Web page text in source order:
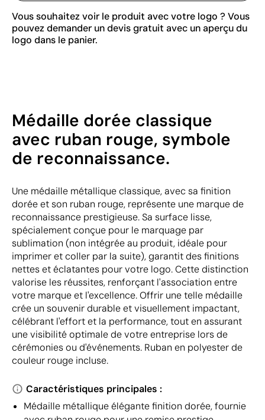
Vous souhaitez voir le produit avec votre logo ? Vous
pouvez demander un devis gratuit avec un aperçu du
logo dans le panier.
Médaille dorée classique
avec ruban rouge, symbole
de reconnaissance.
Une médaille métallique classique, avec sa finition
dorée et son ruban rouge, représente une marque de
reconnaissance prestigieuse. Sa surface lisse,
spécialement conçue pour le marquage par
sublimation (non intégrée au produit, idéale pour
imprimer et coller par la suite), garantit des finitions
nettes et éclatantes pour votre logo. Cette distinction
valorise les réussites, renforçant l'association entre
votre marque et l'excellence. Offrir une telle médaille
crée un souvenir durable et visuellement impactant,
célébrant l'effort et la performance, tout en assurant
une visibilité optimale de votre entreprise lors de
cérémonies ou d'événements. Ruban en polyester de
couleur rouge incluse.
Caractéristiques principales :
Médaille métallique élégante finition dorée, fournie